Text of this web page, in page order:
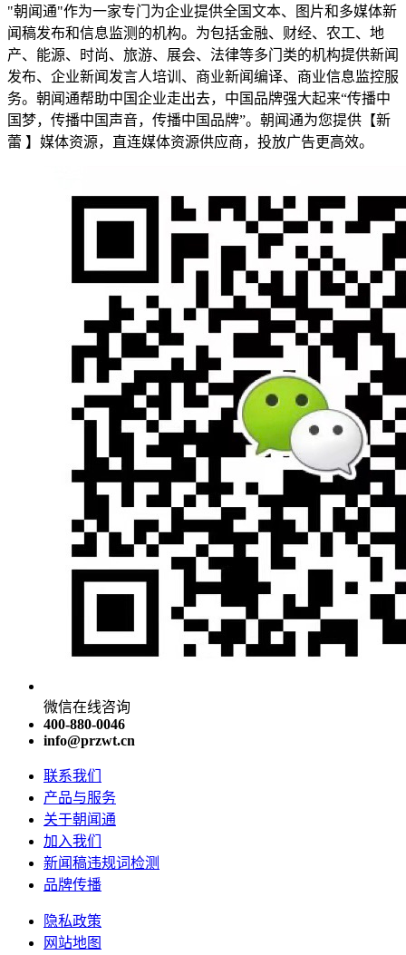
"朝闻通"作为一家专门为企业提供全国文本、图片和多媒体新
闻稿发布和信息监测的机构。为包括金融、财经、农工、地
产、能源、时尚、旅游、展会、法律等多门类的机构提供新闻
发布、企业新闻发言人培训、商业新闻编译、商业信息监控服
务。朝闻通帮助中国企业走出去，中国品牌强大起来“传播中
国梦，传播中国声音，传播中国品牌”。朝闻通为您提供【新
蕾 】媒体资源，直连媒体资源供应商，投放广告更高效。
微信在线咨询
400-880-0046
info@przwt.cn
联系我们
产品与服务
关于朝闻通
加入我们
新闻稿违规词检测
品牌传播
隐私政策
网站地图